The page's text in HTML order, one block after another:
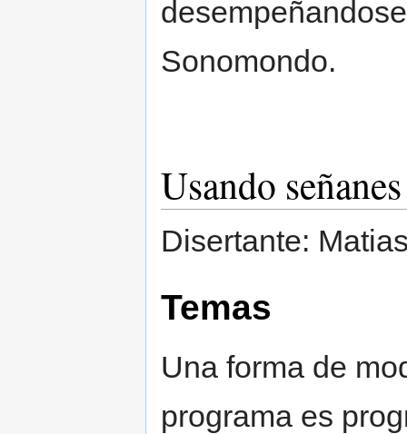
Sonomondo.
Usando
Disertante:
Temas
Una forma de
programa es